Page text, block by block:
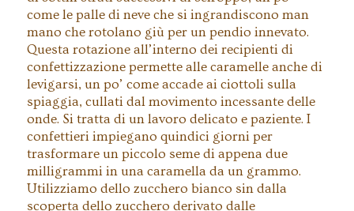
come le palle di neve che si ingrandiscono man
mano che rotolano giù per un pendio innevato.
Questa rotazione all’interno dei recipienti di
confettizzazione permette alle caramelle anche di
levigarsi, un po’ come accade ai ciottoli sulla
spiaggia, cullati dal movimento incessante delle
onde. Si tratta di un lavoro delicato e paziente. I
confettieri impiegano quindici giorni per
trasformare un piccolo seme di appena due
milligrammi in una caramella da un grammo.
Utilizziamo dello zucchero bianco sin dalla
scoperta dello zucchero derivato dalle